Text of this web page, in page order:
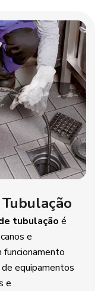
tubulação é
e
funcionamento
equipamentos
e